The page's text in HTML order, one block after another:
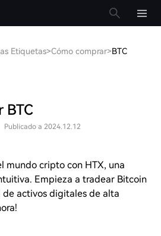
Etiquetas>Cómo comprar>BTC
BTC
Publicado a 2024.12.12
mundo cripto con HTX, una
Empieza a tradear Bitcoin
activos digitales de alta